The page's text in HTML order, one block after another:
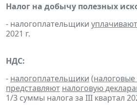
Налог на добычу полезных
- налогоплательщики уплачивают
2021 г.
НДС:
- налогоплательщики (налоговые
представляют налоговую
1/3 суммы налога за III квартал